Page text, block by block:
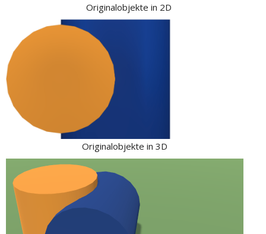
Originalobjekte in 2D
Originalobjekte in 3D